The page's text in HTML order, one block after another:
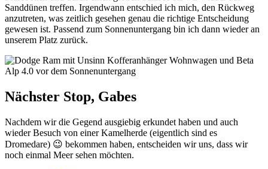
Sanddünen treffen. Irgendwann entschied ich mich, den Rückweg
anzutreten, was zeitlich gesehen genau die richtige Entscheidung
gewesen ist. Passend zum Sonnenuntergang bin ich dann wieder an
unserem Platz zurück.
Nächster Stop, Gabes
Nachdem wir die Gegend ausgiebig erkundet haben und auch
wieder Besuch von einer Kamelherde (eigentlich sind es
Dromedare) 😉 bekommen haben, entscheiden wir uns, dass wir
noch einmal Meer sehen möchten.